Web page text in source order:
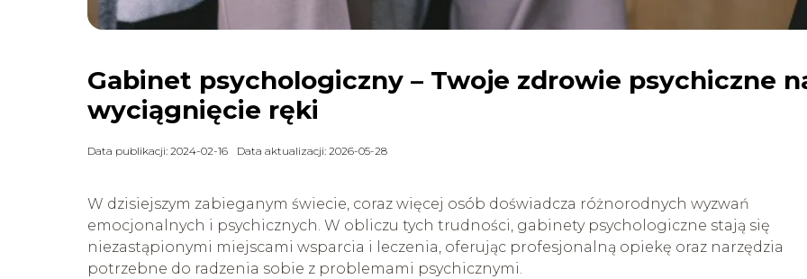
Gabinet psychologiczny – Twoje zdrowie psychiczne
wyciągnięcie ręki
Data publikacji: 2024-02-16 Data aktualizacji: 2026-05-28
W dzisiejszym zabieganym świecie, coraz więcej osób doświadcza różnorodnych wyzwań
emocjonalnych i psychicznych. W obliczu tych trudności, gabinety psychologiczne stają się
niezastąpionymi miejscami wsparcia i leczenia, oferując profesjonalną opiekę oraz narzędzia
potrzebne do radzenia sobie z problemami psychicznymi.